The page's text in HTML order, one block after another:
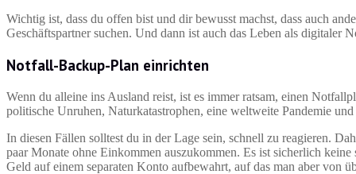
Wichtig ist, dass du offen bist und dir bewusst machst, dass auch
Geschäftspartner suchen. Und dann ist auch das Leben als digitaler
Notfall-Backup-Plan einrichten
Wenn du alleine ins Ausland reist, ist es immer ratsam, einen
politische Unruhen, Naturkatastrophen, eine weltweite Pandemie
In diesen Fällen solltest du in der Lage sein, schnell zu reagieren.
paar Monate ohne Einkommen auszukommen. Es ist sicherlich
Geld auf einem separaten Konto aufbewahrt, auf das man aber von